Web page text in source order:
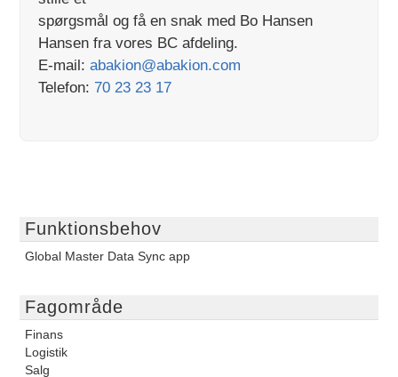
spørgsmål og få en snak med Bo Hansen
Hansen fra vores BC afdeling.
E-mail:abakion@abakion.com
Telefon:70 23 23 17
Funktionsbehov
Global Master Data Sync app
Fagområde
Finans
Logistik
Salg